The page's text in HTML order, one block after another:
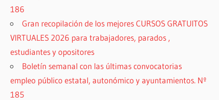
186
Gran recopilación de los mejores CURSOS GRATUITOS
VIRTUALES 2026 para trabajadores, parados ,
estudiantes y opositores
Boletín semanal con las últimas convocatorias
empleo público estatal, autonómico y ayuntamientos. Nº
185